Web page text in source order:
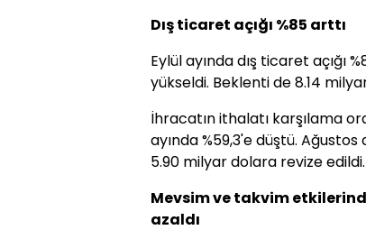
Dış ticaret açığı %85 arttı
Eylül ayında dış ticaret açığı
yükseldi. Beklenti de 8.14
İhracatın ithalatı karşılama
ayında %59,3'e düştü.
5.90 milyar dolara revize edildi.
Mevsim ve takvim
azaldı